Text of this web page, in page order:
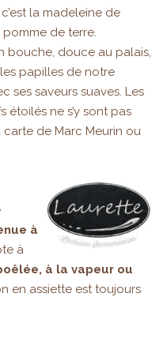
la madeleine de
pomme de terre.
bouche, douce au palais,
papilles de notre
ses saveurs suaves. Les
étoilés ne s’y sont pas
carte de Marc Meurin ou
à
à
à la vapeur ou
en assiette est toujours